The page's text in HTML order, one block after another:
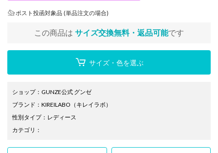
ポスト投函対象品 (単品注文の場合)
この商品は サイズ交換無料・返品可能です
サイズ・色を選ぶ
ショップ： GUNZE公式 グンゼ
ブランド ： KIREILABO （キレイラボ）
性別タイプ： レディース
カテゴリ ：